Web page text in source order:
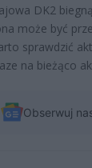
DK2
może być
sprawdzić
na bieżąco
Obserwuj